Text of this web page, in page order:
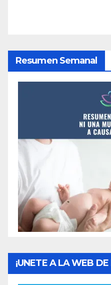
Resumen Semanal
¡UNETE A LA WEB